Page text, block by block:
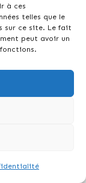
à ces
telles que le
sur ce site. Le fait
peut avoir un
note
, basée sur
utilisateurs
la rapidité